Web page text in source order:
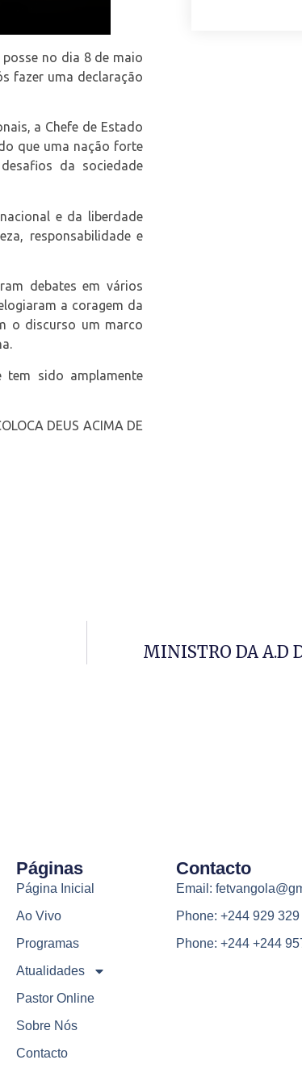
no dia 8 de maio
fazer uma declaração
a Chefe de Estado
que uma nação forte
da sociedade
e da liberdade
responsabilidade e
debates em vários
a coragem da
o discurso um marco
tem sido amplamente
DEUS ACIMA DE
MINISTRO DA A.D
Páginas
Página Inicial
Ao Vivo
Programas
Atualidades
Pastor Online
Sobre Nós
Contacto
Contacto
Email:
Phone: +244 929
Phone: +244 +244